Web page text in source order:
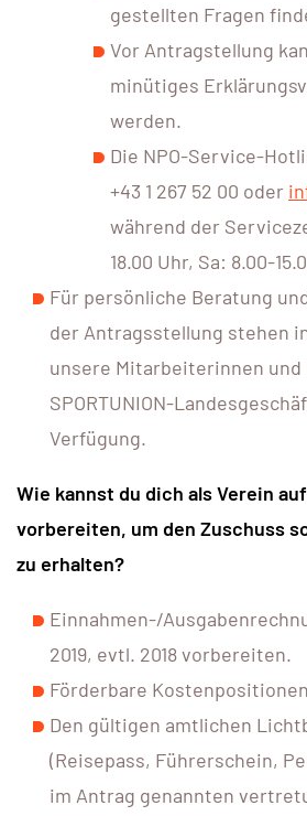
gestellten Fragen
Vor Antragstellung
minütiges
werden.
Die NPO-Service-
+43 1 267 52 00 oder
während der
18.00 Uhr, Sa: 8.00-
Für persönliche Beratung
der Antragsstellung stehen
unsere Mitarbeiterinnen
SPORTUNION-
Verfügung.
Wie kannst du dich als Verein
vorbereiten, um den Zuschuss
zu erhalten?
Einnahmen-/
2019, evtl. 2018 vorbereiten.
Förderbare
Den gültigen amtlichen
(Reisepass, Führerschein,
im Antrag genannten